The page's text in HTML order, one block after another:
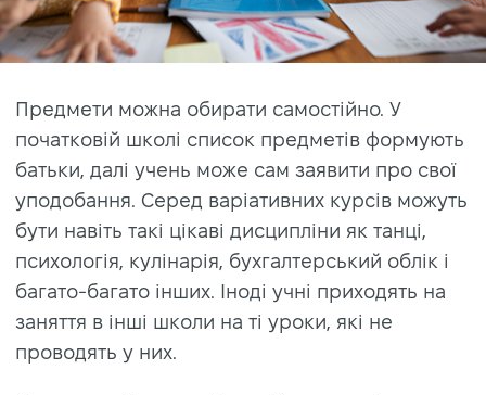
Предмети можна обирати самостійно. У
початковій школі список предметів формують
батьки, далі учень може сам заявити про свої
уподобання. Серед варіативних курсів можуть
бути навіть такі цікаві дисципліни як танці,
психологія, кулінарія, бухгалтерський облік і
багато-багато інших. Іноді учні приходять на
заняття в інші школи на ті уроки, які не
проводять у них.